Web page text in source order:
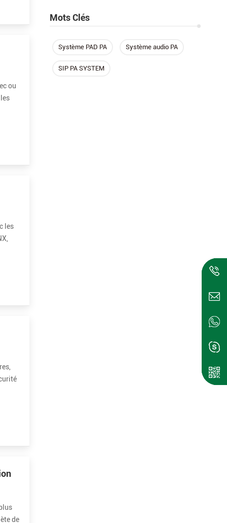
Mots Clés
Système PAD PA Système audio PA
SIP PA SYSTEM
ou
les
de